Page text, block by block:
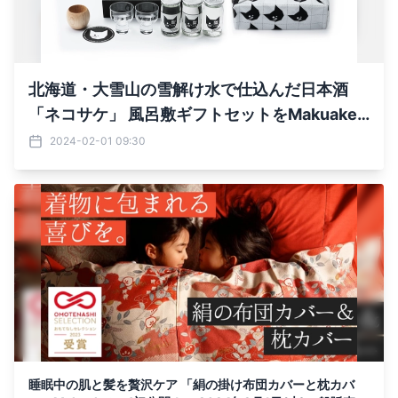
北海道・大雪山の雪解け水で仕込んだ日本酒
「ネコサケ」 風呂敷ギフトセットをMakuake
にて2/28まで先行販売を実施！
2024-02-01 09:30
睡眠中の肌と髪を贅沢ケア 「絹の掛け布団カバーと枕カバ